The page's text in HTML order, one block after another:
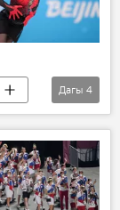
Дагы 4